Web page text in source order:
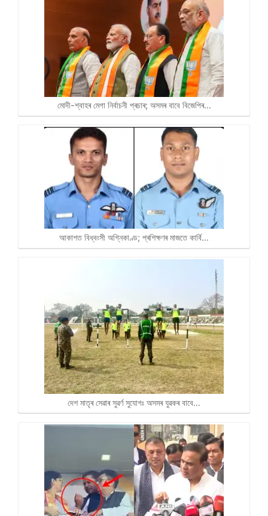
মোদী-শ্বাহৰ মেগা নিৰ্বাচনী প্ৰচাৰ; অসমৰ বাবে বিজেপিৰ…
আকাশত বিধ্বংসী অগ্নিকাণ্ড; প্ৰশিক্ষণৰ মাজতে কাৰ্বি…
দেশ মাতৃৰ সেৱাৰ সুৱৰ্ণ সুযোগঃ অসমৰ যুৱকৰ বাবে…